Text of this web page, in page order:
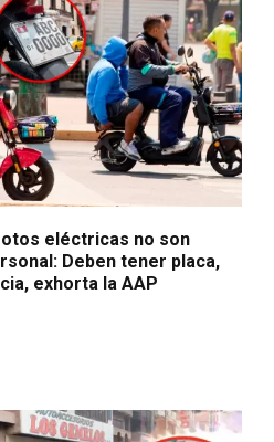
eléctricas no son
Deben tener placa,
exhorta la AAP